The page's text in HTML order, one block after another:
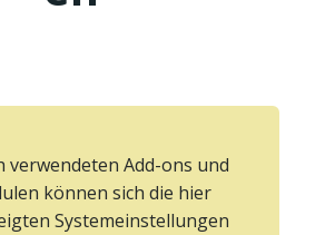
verwendeten Add-ons und
können sich die hier
Systemeinstellungen